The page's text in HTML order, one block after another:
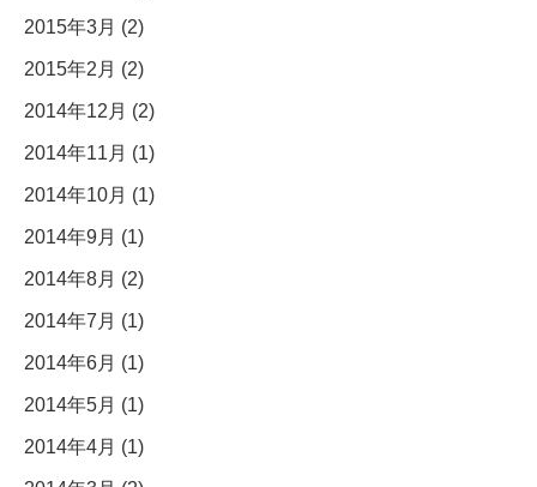
2015年3月 (2)
2015年2月 (2)
2014年12月 (2)
2014年11月 (1)
2014年10月 (1)
2014年9月 (1)
2014年8月 (2)
2014年7月 (1)
2014年6月 (1)
2014年5月 (1)
2014年4月 (1)